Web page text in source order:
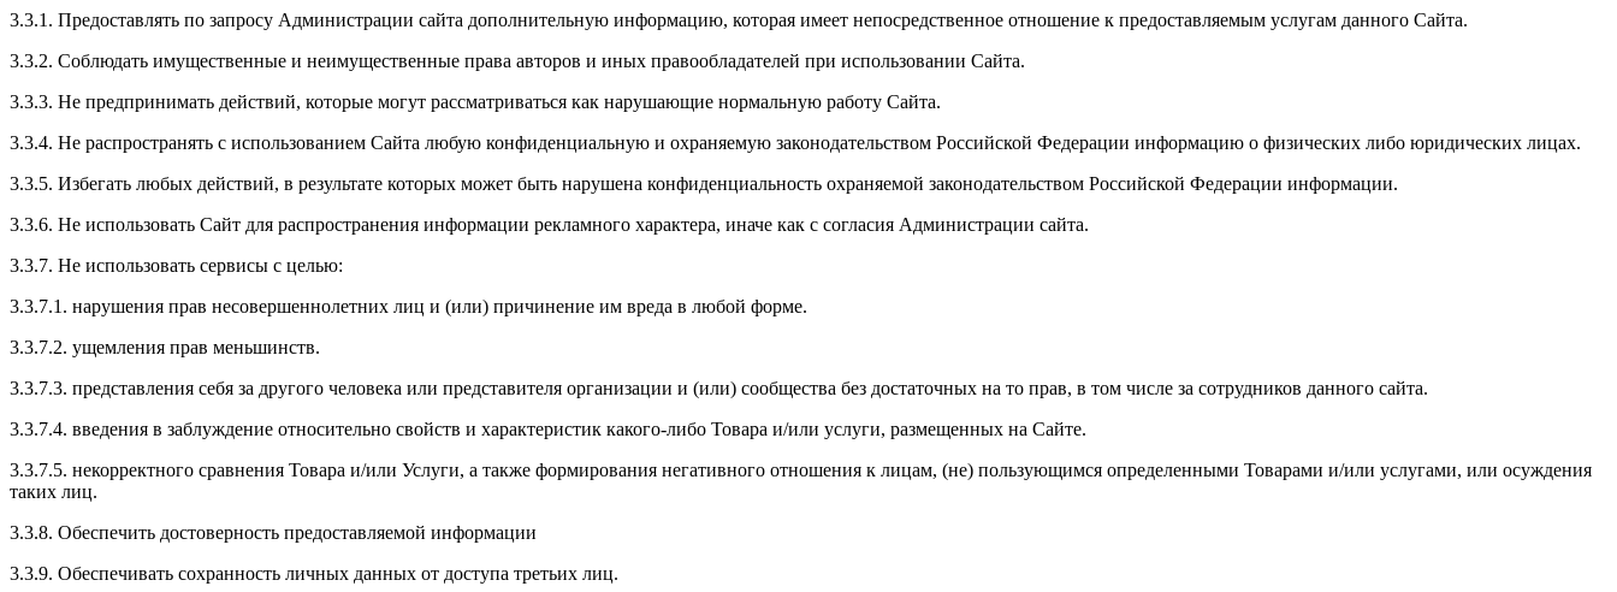
3.3.1. Предоставлять по запросу Администрации сайта дополнительную информацию, которая имеет непосредственное отношение к предоставляемым услугам данного Сайта.
3.3.2. Соблюдать имущественные и неимущественные права авторов и иных правообладателей при использовании Сайта.
3.3.3. Не предпринимать действий, которые могут рассматриваться как нарушающие нормальную работу Сайта.
3.3.4. Не распространять с использованием Сайта любую конфиденциальную и охраняемую законодательством Российской Федерации информацию о физических либо юридических лицах.
3.3.5. Избегать любых действий, в результате которых может быть нарушена конфиденциальность охраняемой законодательством Российской Федерации информации.
3.3.6. Не использовать Сайт для распространения информации рекламного характера, иначе как с согласия Администрации сайта.
3.3.7. Не использовать сервисы с целью:
3.3.7.1. нарушения прав несовершеннолетних лиц и (или) причинение им вреда в любой форме.
3.3.7.2. ущемления прав меньшинств.
3.3.7.3. представления себя за другого человека или представителя организации и (или) сообщества без достаточных на то прав, в том числе за сотрудников данного сайта.
3.3.7.4. введения в заблуждение относительно свойств и характеристик какого-либо Товара и/или услуги, размещенных на Сайте.
3.3.7.5. некорректного сравнения Товара и/или Услуги, а также формирования негативного отношения к лицам, (не) пользующимся определенными Товарами и/или услугами, или осуждения
таких лиц.
3.3.8. Обеспечить достоверность предоставляемой информации
3.3.9. Обеспечивать сохранность личных данных от доступа третьих лиц.